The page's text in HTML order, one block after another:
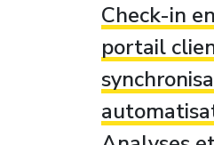
Check-in
portail